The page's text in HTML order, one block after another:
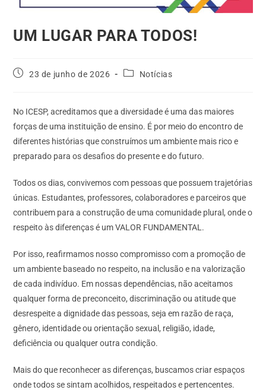
UM LUGAR PARA TODOS!
23 de junho de 2026 Notícias
No ICESP, acreditamos que a diversidade é uma das maiores
forças de uma instituição de ensino. É por meio do encontro de
diferentes histórias que construímos um ambiente mais rico e
preparado para os desafios do presente e do futuro.
Todos os dias, convivemos com pessoas que possuem trajetórias
únicas. Estudantes, professores, colaboradores e parceiros que
contribuem para a construção de uma comunidade plural, onde o
respeito às diferenças é um VALOR FUNDAMENTAL.
Por isso, reafirmamos nosso compromisso com a promoção de
um ambiente baseado no respeito, na inclusão e na valorização
de cada indivíduo. Em nossas dependências, não aceitamos
qualquer forma de preconceito, discriminação ou atitude que
desrespeite a dignidade das pessoas, seja em razão de raça,
gênero, identidade ou orientação sexual, religião, idade,
deficiência ou qualquer outra condição.
Mais do que reconhecer as diferenças, buscamos criar espaços
onde todos se sintam acolhidos, respeitados e pertencentes.